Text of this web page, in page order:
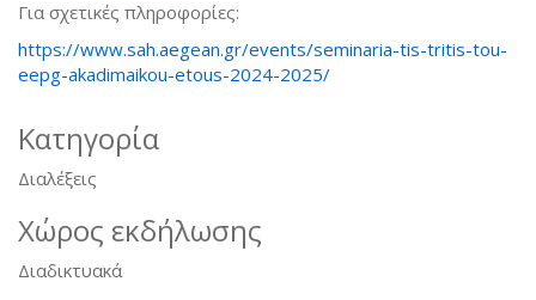
Για σχετικές πληροφορίες:
https://www.sah.aegean.gr/events/seminaria-tis-tritis-tou-
eepg-akadimaikou-etous-2024-2025/
Κατηγορία
Διαλέξεις
Χώρος εκδήλωσης
Διαδικτυακά